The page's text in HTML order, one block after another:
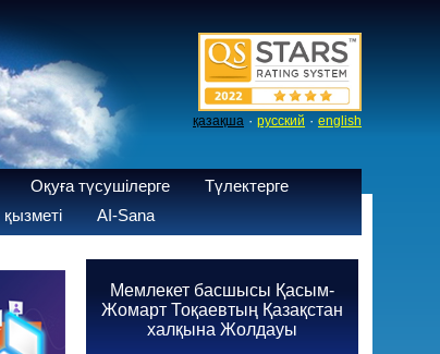
қазақша · русский · english
Оқуға түсушілерге
Түлектерге
AI-Sana
Мемлекет басшысы Қасым-
Жомарт Тоқаевтың Қазақстан
халқына Жолдауы